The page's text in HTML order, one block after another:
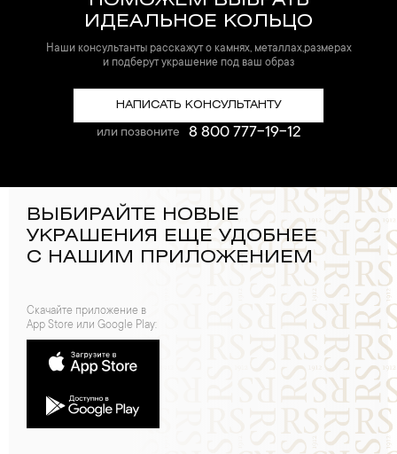
ИДЕАЛЬНОЕ КОЛЬЦО
Наши консультанты расскажут о камнях, металлах,размерах
и подберут украшение под ваш образ
НАПИСАТЬ КОНСУЛЬТАНТУ
или позвоните 8 800 777-19-12
ВЫБИРАЙТЕ НОВЫЕ
УКРАШЕНИЯ ЕЩЕ УДОБНЕЕ
С НАШИМ ПРИЛОЖЕНИЕМ
Скачайте приложение в
App Store или Google Play: